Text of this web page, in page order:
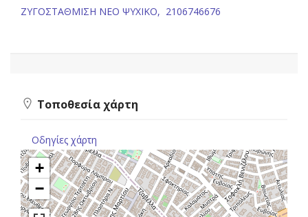
ΖΥΓΟΣΤΑΘΜΙΣΗ ΝΕΟ ΨΥΧΙΚΟ, 2106746676
Τοποθεσία χάρτη
Οδηγίες χάρτη
+
−